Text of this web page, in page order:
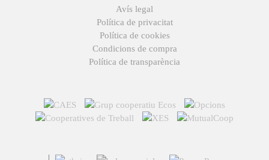
Avís legal
Política de privacitat
Política de cookies
Condicions de compra
Política de transparència